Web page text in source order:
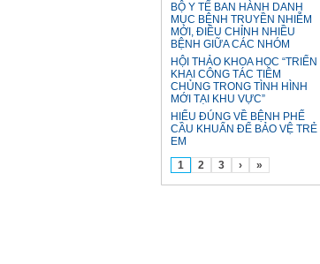
BỘ Y TẾ BAN HÀNH DANH
MỤC BỆNH TRUYỀN NHIỄM
MỚI, ĐIỀU CHỈNH NHIỀU
BỆNH GIỮA CÁC NHÓM
HỘI THẢO KHOA HỌC “TRIỂN
KHAI CÔNG TÁC TIÊM
CHỦNG TRONG TÌNH HÌNH
MỚI TẠI KHU VỰC”
HIỂU ĐÚNG VỀ BỆNH PHẾ
CẦU KHUẨN ĐỂ BẢO VỆ TRẺ
EM
1
2 3 › »